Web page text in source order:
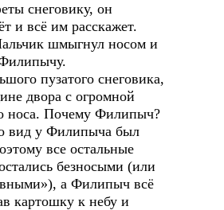
снеговику, он
и всё им расскажет.
шмыгнул носом и
пузатого снеговика,
двора с огромной
носа. Почему Филипыч?
вид у Филипыча был
все остальные
безносыми (или
а Филипыч всё
картошку к небу и